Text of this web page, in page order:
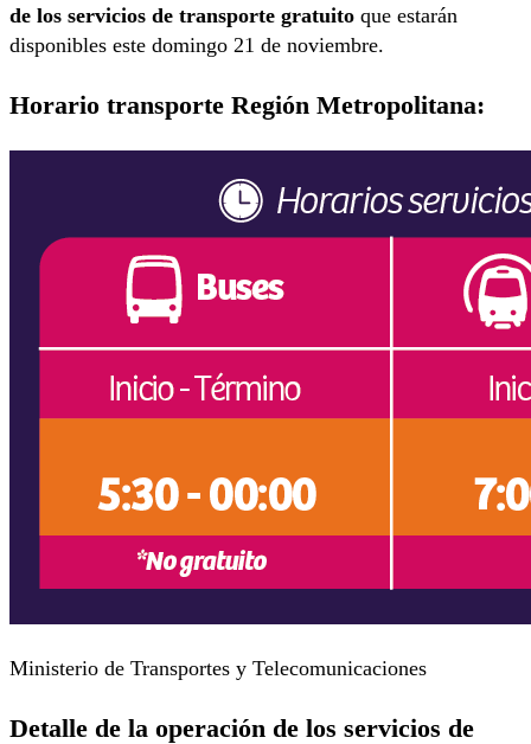
de los servicios de transporte gratuito que estarán
disponibles este domingo 21 de noviembre.
Horario transporte Región Metropolitana:
Ministerio de Transportes y Telecomunicaciones
Detalle de la operación de los servicios de